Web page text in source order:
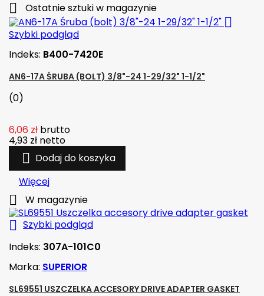
 Ostatnie sztuki w magazynie

Szybki podgląd
Indeks: B400-7420E
AN6-17A ŚRUBA (BOLT) 3/8"-24 1-29/32" 1-1/2"
(0)
6,06 zł brutto
4,93 zł netto
 Dodaj do koszyka
Więcej
 W magazynie
 Szybki podgląd
Indeks: 307A-101C0
Marka: SUPERIOR
SL69551 USZCZELKA ACCESORY DRIVE ADAPTER GASKET